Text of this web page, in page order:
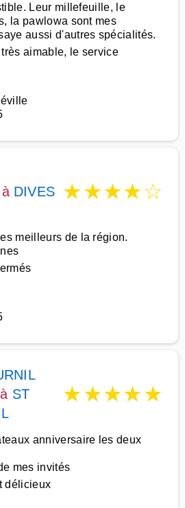
Leur millefeuille, le
la pawlowa sont mes
aussi d'autres spécialités.
aimable, le service
à DIVES ★★★★☆
meilleurs de la région.
à ST
★★★★★
anniversaire les deux
mes invités
délicieux